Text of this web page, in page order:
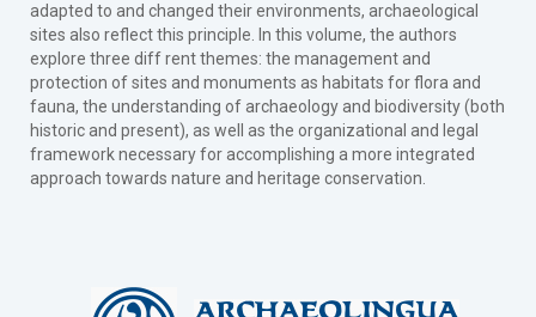
adapted to and changed their environments, archaeological
sites also reflect this principle. In this volume, the authors
explore three diff rent themes: the management and
protection of sites and monuments as habitats for flora and
fauna, the understanding of archaeology and biodiversity (both
historic and present), as well as the organizational and legal
framework necessary for accomplishing a more integrated
approach towards nature and heritage conservation.